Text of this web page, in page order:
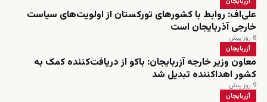
علی‌اف: روابط با کشورهای تورکستان از اولویت‌های سیاست
خارجی آذربایجان است
8 روز پیش
آزربایجان
معاون وزیر خارجه آزربایجان: باکو از دریافت‌کننده کمک به
کشور اهداکننده تبدیل شد
9 روز پیش
آزربایجان